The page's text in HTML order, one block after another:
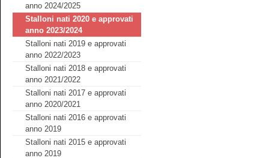
anno 2024/2025
Stalloni nati 2020 e approvati
anno 2023/2024
Stalloni nati 2019 e approvati
anno 2022/2023
Stalloni nati 2018 e approvati
anno 2021/2022
Stalloni nati 2017 e approvati
anno 2020/2021
Stalloni nati 2016 e approvati
anno 2019
Stalloni nati 2015 e approvati
anno 2019